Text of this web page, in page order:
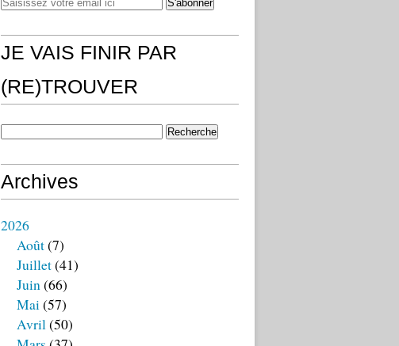
JE VAIS FINIR PAR
(RE)TROUVER
Archives
2026
Août(7)
Juillet(41)
Juin(66)
Mai(57)
Avril(50)